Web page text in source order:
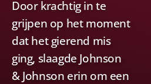
Door krachtig in te
grijpen op het moment
dat het gierend mis
ging, slaagde Johnson
& Johnson erin om een